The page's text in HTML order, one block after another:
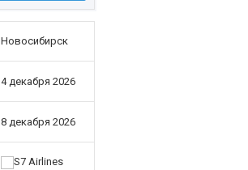
Новосибирск
4 декабря 2026
8 декабря 2026